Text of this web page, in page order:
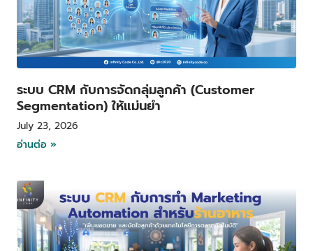
ระบบ CRM กับการจัดกลุ่มลูกค้า (Customer
Segmentation) ให้แม่นยำ
July 23, 2026
อ่านต่อ »